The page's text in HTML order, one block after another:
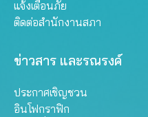
แจ้งเตือนภัย
ติดต่อสำนักงานสภา
ข่าวสาร และรณรงค์
ประกาศเชิญชวน
อินโฟกราฟิก